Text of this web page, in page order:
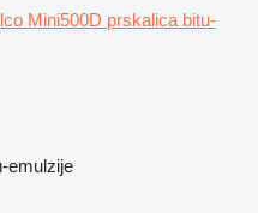
Mini500D prskalica bitu-
emulzije